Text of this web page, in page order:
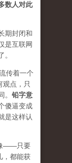
数人对此
期封闭和
是互联网
传着一个
观点，只
铅字意
傻逼变成
是这样认
——只要
，都能获